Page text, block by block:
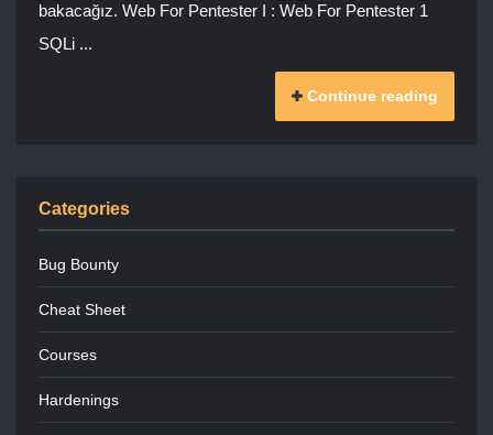
bakacağız. Web For Pentester I : Web For Pentester 1
SQLi ...
Continue reading
Categories
Bug Bounty
Cheat Sheet
Courses
Hardenings